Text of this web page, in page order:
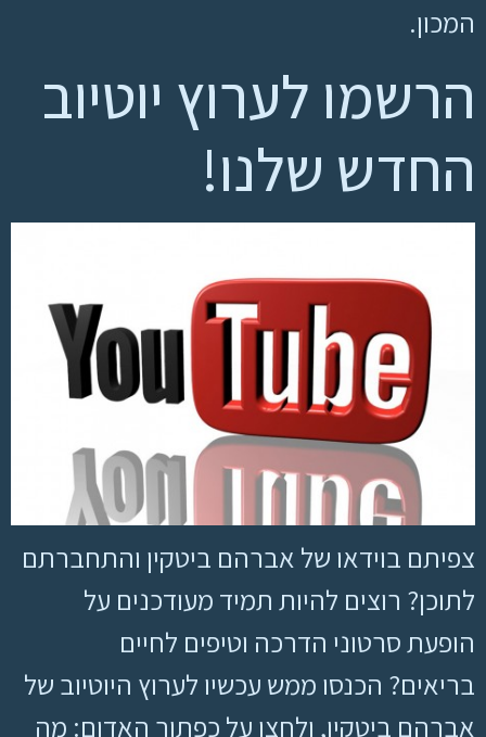
המכון.
הרשמו לערוץ יוטיוב
החדש שלנו!
צפיתם בוידאו של אברהם ביטקין והתחברתם
לתוכן? רוצים להיות תמיד מעודכנים על
הופעת סרטוני הדרכה וטיפים לחיים
בריאים? הכנסו ממש עכשיו לערוץ היוטיוב של
אברהם ביטקין, ולחצו על כפתור האדום: מה